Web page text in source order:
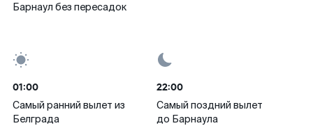
Барнаул без пересадок
01:00
Самый ранний вылет из
Белграда
22:00
Самый поздний вылет
до Барнаула